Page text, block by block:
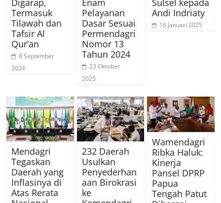
Termasuk
Tilawah dan
Tafsir Al
Qur’an
8 September
2024
Pelayanan
Dasar Sesuai
Permendagri
Nomor 13
Tahun 2024
23 Oktober
2025
Andi Indriaty
16 Januari 2025
Mendagri
Tegaskan
Daerah yang
Inflasinya di
Atas Rerata
232 Daerah
Usulkan
Penyederhan
aan Birokrasi
ke
Wamendagri
Ribka Haluk:
Kinerja
Pansel DPRP
Papua
Tengah Patut